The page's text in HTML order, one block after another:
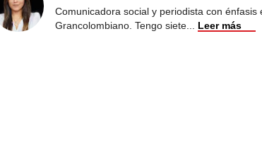
Comunicadora social y periodista con énfasis
Grancolombiano. Tengo siete
Leer más